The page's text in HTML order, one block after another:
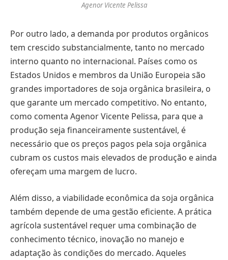
Agenor Vicente Pelissa
Por outro lado, a demanda por produtos orgânicos
tem crescido substancialmente, tanto no mercado
interno quanto no internacional. Países como os
Estados Unidos e membros da União Europeia são
grandes importadores de soja orgânica brasileira, o
que garante um mercado competitivo. No entanto,
como comenta Agenor Vicente Pelissa, para que a
produção seja financeiramente sustentável, é
necessário que os preços pagos pela soja orgânica
cubram os custos mais elevados de produção e ainda
ofereçam uma margem de lucro.
Além disso, a viabilidade econômica da soja orgânica
também depende de uma gestão eficiente. A prática
agrícola sustentável requer uma combinação de
conhecimento técnico, inovação no manejo e
adaptação às condições do mercado. Aqueles